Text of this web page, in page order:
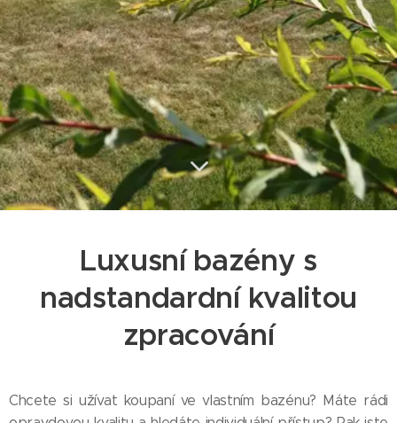
Luxusní bazény s
nadstandardní kvalitou
zpracování
Chcete si užívat koupaní ve vlastním bazénu? Máte rádi